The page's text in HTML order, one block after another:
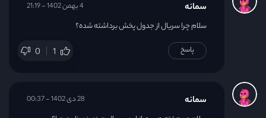
سمانه
سلام چرا سریال از جدول پخش برداشته شده؟
0 1
4 بهمن 1402 - 21:19
پاسخ
سمانه 28 دی 1402 - 00:37